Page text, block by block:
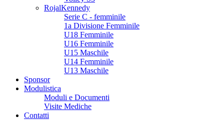
RojalKennedy
Serie C - femminile
1a Divisione Femminile
U18 Femminile
U16 Femminile
U15 Maschile
U14 Femminile
U13 Maschile
Sponsor
Modulistica
Moduli e Documenti
Visite Mediche
Contatti